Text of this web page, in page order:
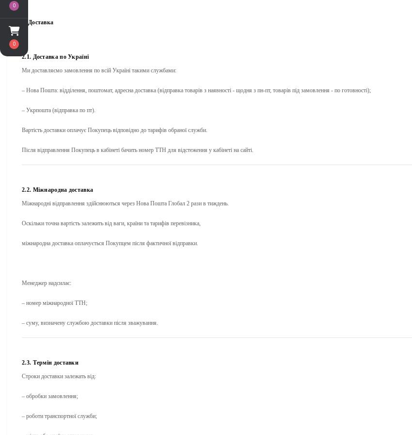
0
0
2. Доставка
2.1. Доставка по Україні
Ми доставляємо замовлення по всій Україні такими службами:
– Нова Пошта: відділення, поштомат, адресна доставка (відправка товарів з наявності - щодня з пн-пт, товарів під замовлення - по готовності);
– Укрпошта (відправка по пт).
Вартість доставки оплачує Покупець відповідно до тарифів обраної служби.
Після відправлення Покупець в кабінеті бачить номер ТТН для відстеження у кабінеті на сайті.
2.2. Міжнародна доставка
Міжнародні відправлення здійснюються через Нова Пошта Глобал 2 рази в тиждень.
Оскільки точна вартість залежить від ваги, країни та тарифів перевізника,
міжнародна доставка оплачується Покупцем після фактичної відправки.
Менеджер надсилає:
– номер міжнародної ТТН;
– суму, визначену службою доставки після зважування.
2.3. Термін доставки
Строки доставки залежать від:
– обробки замовлення;
– роботи транспортної служби;